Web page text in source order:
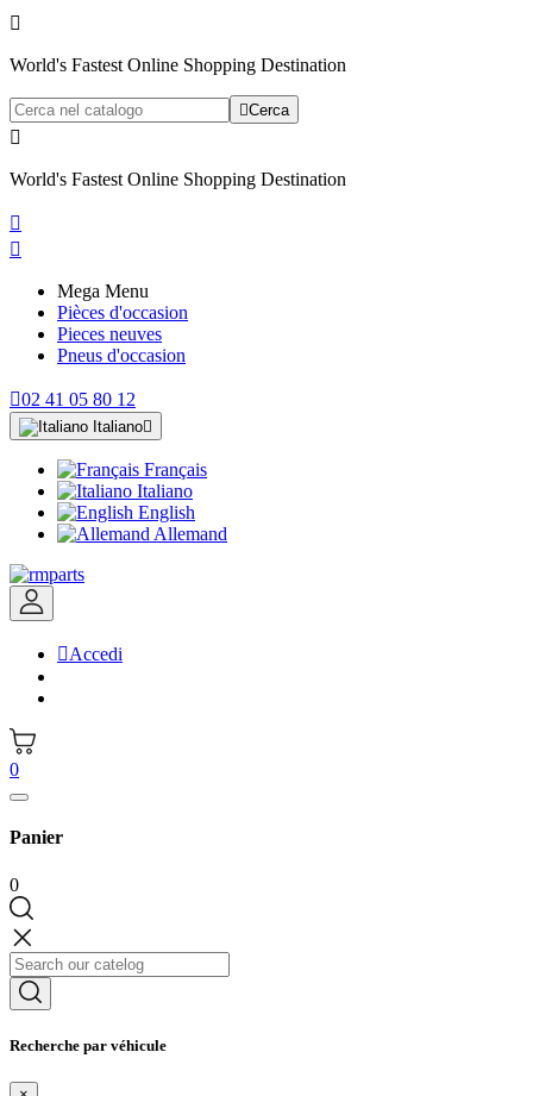

World's Fastest Online Shopping Destination
Cerca

World's Fastest Online Shopping Destination


Mega Menu
Pièces d'occasion
Pieces neuves
Pneus d'occasion
02 41 05 80 12
Italiano
Français
Italiano
English
Allemand
Accedi
0
Panier
0
Recherche par véhicule